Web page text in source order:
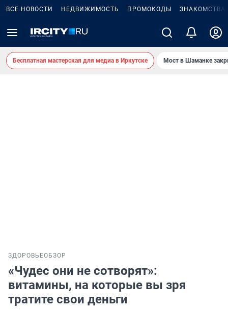
ВСЕ НОВОСТИ НЕДВИЖИМОСТЬ ПРОМОКОДЫ ЗНАКОМСТВА
Бесплатная мастерская для медиа в Иркутске Мост в Шаманке
ЗДОРОВЬЕОБЗОР
«Чудес они не сотворят»:
витамины, на которые вы зря
тратите свои деньги